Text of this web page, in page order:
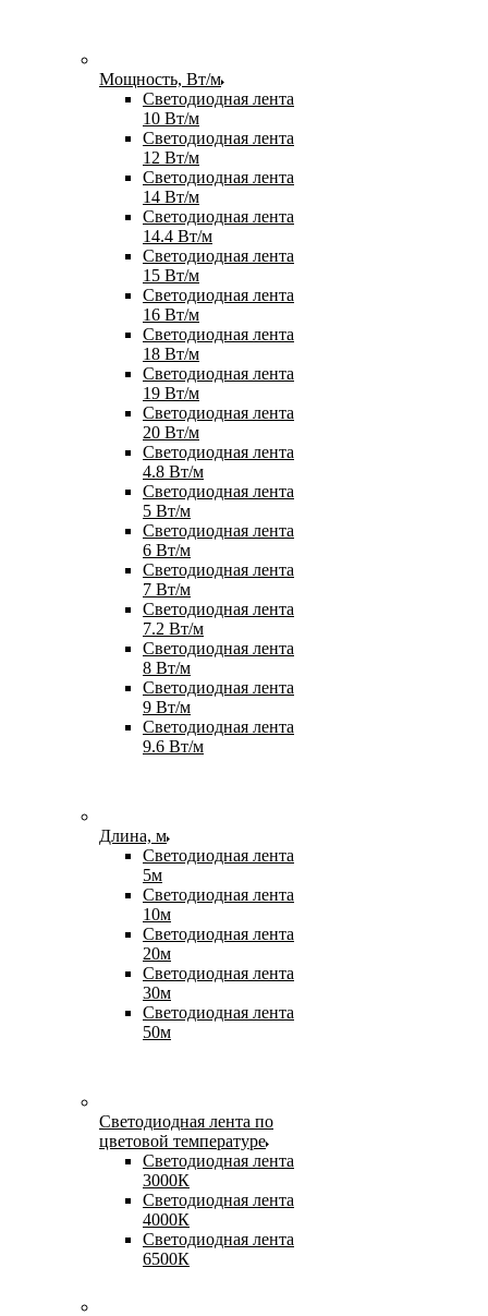
Мощность, Вт/м
Светодиодная лента
10 Вт/м
Светодиодная лента
12 Вт/м
Светодиодная лента
14 Вт/м
Светодиодная лента
14.4 Вт/м
Светодиодная лента
15 Вт/м
Светодиодная лента
16 Вт/м
Светодиодная лента
18 Вт/м
Светодиодная лента
19 Вт/м
Светодиодная лента
20 Вт/м
Светодиодная лента
4.8 Вт/м
Светодиодная лента
5 Вт/м
Светодиодная лента
6 Вт/м
Светодиодная лента
7 Вт/м
Светодиодная лента
7.2 Вт/м
Светодиодная лента
8 Вт/м
Светодиодная лента
9 Вт/м
Светодиодная лента
9.6 Вт/м
Длина, м
Светодиодная лента
5м
Светодиодная лента
10м
Светодиодная лента
20м
Светодиодная лента
30м
Светодиодная лента
50м
Светодиодная лента по
цветовой температуре
Светодиодная лента
3000К
Светодиодная лента
4000К
Светодиодная лента
6500К